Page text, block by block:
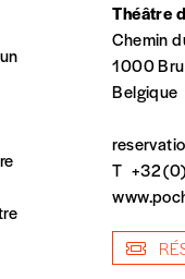
Théâtre
Chemin
1000
Belgique
T +32